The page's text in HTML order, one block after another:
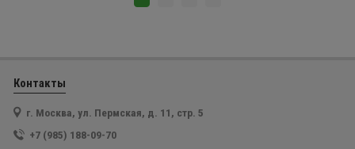
Контакты
г. Москва, ул. Пермская, д. 11, стр. 5
+7 (985) 188-09-70